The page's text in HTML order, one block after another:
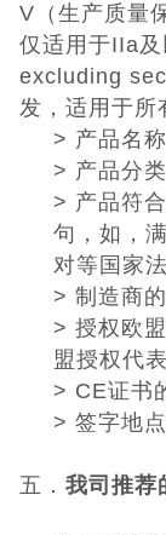
V （生产质量
仅适用于IIa
excluding
发，适用于所
> 产品名
> 产品分
> 产品符合
句，如，
对等国家
> 制造商
> 授权欧
盟授权代
> CE证书
> 签字地
五． 我司推荐